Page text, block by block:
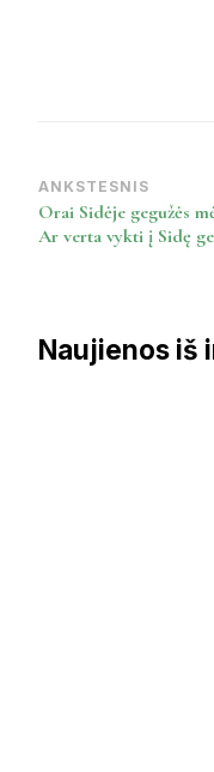
Post
Navigation
ANKSTESNIS
Orai Sidėje gegužės
Ar verta vykti į Sidę
Naujienos iš